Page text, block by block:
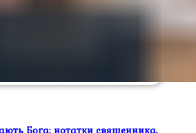
Бога: нотатки священника,